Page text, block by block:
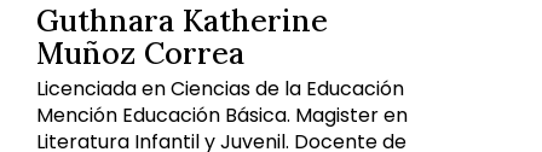
Guthnara Katherine
Muñoz Correa
Licenciada en Ciencias de la Educación
Mención Educación Básica. Magister en
Literatura Infantil y Juvenil. Docente de